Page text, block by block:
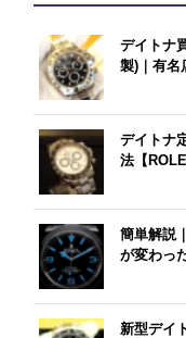
デイトナ
製)｜有名
デイトナ
法【
簡単解説
が変わっ
新型デイ